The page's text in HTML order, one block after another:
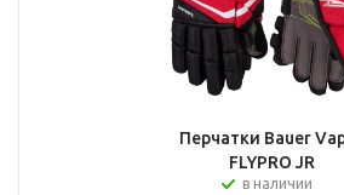
Перчатки Bauer
FLYPRO JR
в наличии